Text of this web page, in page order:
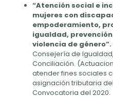
“Atención social e
mujeres con
empoderamiento,
igualdad,
violencia de género”.
Consejería de
Conciliación.
atender fines sociales
asignación tributaria del
Convocatoria del 2020.